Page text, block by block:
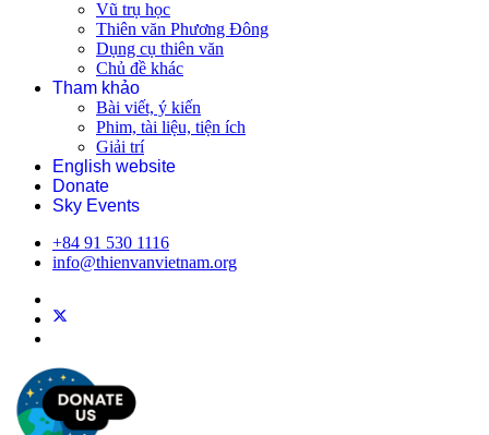
Vũ trụ học
Thiên văn Phương Đông
Dụng cụ thiên văn
Chủ đề khác
Tham khảo
Bài viết, ý kiến
Phim, tài liệu, tiện ích
Giải trí
English website
Donate
Sky Events
+84 91 530 1116
info@thienvanvietnam.org